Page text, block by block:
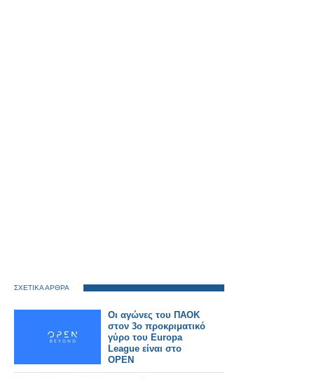
ΣΧΕΤΙΚΑ ΑΡΘΡΑ
Οι αγώνες του ΠΑΟΚ
στον 3ο προκριματικό
γύρο του Europa
League είναι στο
OPEN